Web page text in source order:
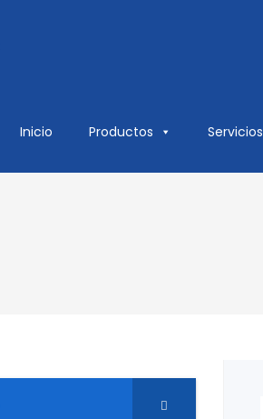
Inicio Productos Servicios